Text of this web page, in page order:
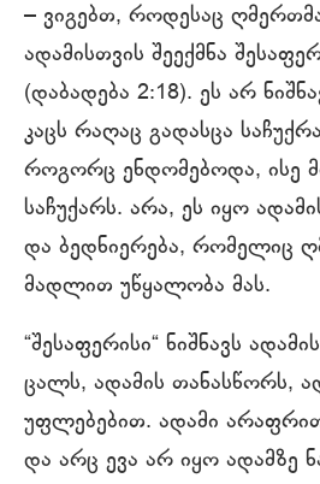
– ვიგებთ, როდესაც
ადამისთვის შეექმნა
(დაბადება 2:18). ეს არ
კაცს რაღაც გადასცა
როგორც ენდომებოდა, ისე
საჩუქარს. არა, ეს იყო
და ბედნიერება, რომელიც
მადლით უწყალობა მას.
“შესაფერისი“ ნიშნავს
ცალს, ადამის თანასწორს,
უფლებებით. ადამი
და არც ევა არ იყო ადამზე